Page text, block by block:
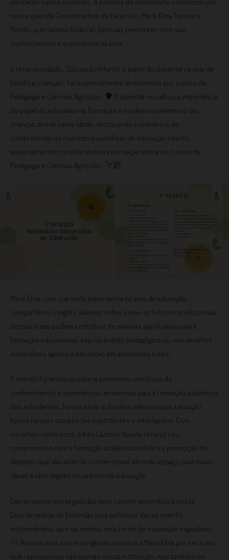
educador nesse contexto. A palestra de abertura foi conduzida por
nossa querida Coordenadora de Extensão, Maria Elisa Trevisani
Pinotti, que cativou todas as pessoas presentes com seu
conhecimento e experiência na área.
O tema abordado, “Educação Infantil: o papel do docente na vida de
bebês e crianças”, foi especialmente direcionado aos cursos de
Pedagogia e Ciências Agrícolas.
A palestra ressaltou a importância
do papel do educador na formação e no desenvolvimento das
crianças desde tenra idade, destacando a relevância de
compreender as nuances específicas da educação infantil,
especialmente considerando a interseção entre os cursos de
Pedagogia e Ciências Agrícolas.
Maria Elisa, com sua vasta experiência na área da educação,
compartilhou insights valiosos sobre como os futuros profissionais
dessas áreas podem contribuir de maneira significativa para a
formação educacional, seja no âmbito pedagógico ou nos desafios
específicos ligados à educação em ambientes rurais.
O evento foi enriquecedor e promoveu uma troca de
conhecimento e experiências essenciais para a formação acadêmica
dos estudantes, fornecendo subsídios valiosos para a atuação
futura nesses campos tão importantes e interligados. Com
iniciativas como essa, o Ifes Campus Itapina reforça seu
compromisso com a formação acadêmica sólida e a promoção de
debates que vão além do convencional, abrindo espaço para novas
ideias e abordagens inovadoras na educação.
Expressamos nossa gratidão pelo convite estendido à nossa
Coordenadora de Extensão para participar desse evento
extraordinário, que se revelou uma fonte de inspiração inigualável.
Nossos mais sinceros agradecimentos a Maria Elisa por ser a voz
que representou não apenas nossa instituição, mas também os